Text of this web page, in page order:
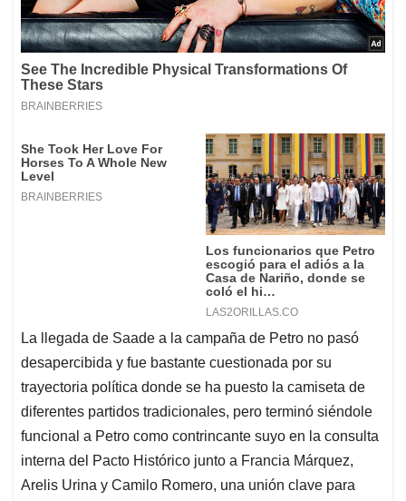
La llegada de Saade a la campaña de Petro no pasó
desapercibida y fue bastante cuestionada por su
trayectoria política donde se ha puesto la camiseta de
diferentes partidos tradicionales, pero terminó siéndole
funcional a Petro como contrincante suyo en la consulta
interna del Pacto Histórico junto a Francia Márquez,
Arelis Urina y Camilo Romero, una unión clave para